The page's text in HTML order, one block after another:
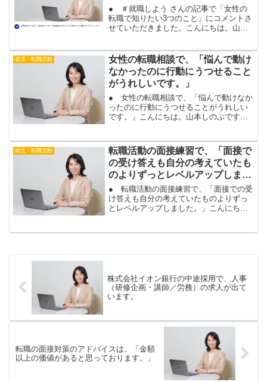
た。
● ＃就職しよう さんの記事で「女性の
転職で知りたい3つのこと」にコメントさ
せていただきました。こんにちは。山本
の転職で知りたい3つのこと」についてコ
メントさせていた...
就活・転職活動
女性の転職相談で、「悩んで動け
なかったのに行動にうつせること
がうれしいです。」
● 女性の転職相談で、「悩んで動けなか
ったのに行動にうつせることがうれしい
です。」こんにちは。山本しのぶです。
うと思うけれど、今の仕事もあるし。タ
イミング的に、いつ動け...
就活・転職活動
転職活動の面接練習で、「面接で
の受け答えも自分の考えていたも
のよりずっとレベルアップしまし
た。」
● 転職活動の面接練習で、「面接での受
け答えも自分の考えていたものよりずっ
とレベルアップしました。」こんにち
株式会社イオン銀行の中途採用で、人事
（研修企画・講師／労務）の求人が出て
います。
転職の面接対策のアドバイスは、「金額
以上の価値があると思っております。」